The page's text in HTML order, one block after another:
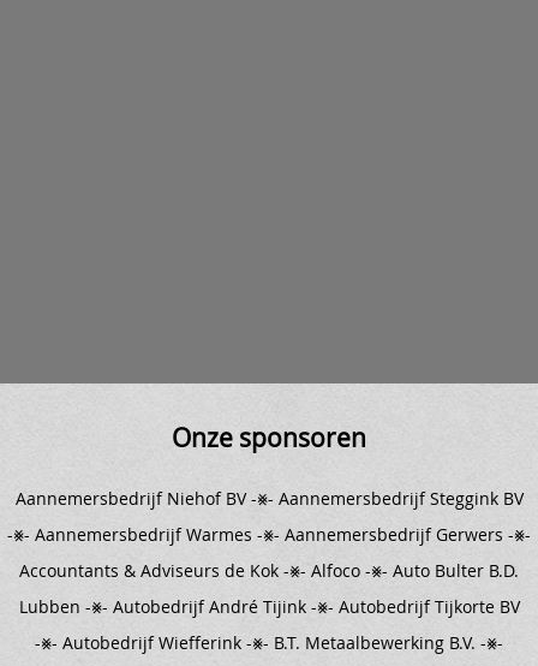
Onze sponsoren
Aannemersbedrijf Niehof BV -⨳- Aannemersbedrijf Steggink BV
-⨳- Aannemersbedrijf Warmes -⨳- Aannemersbedrijf Gerwers -⨳-
Accountants & Adviseurs de Kok -⨳- Alfoco -⨳- Auto Bulter B.D.
Lubben -⨳- Autobedrijf André Tijink -⨳- Autobedrijf Tijkorte BV
-⨳- Autobedrijf Wiefferink -⨳- B.T. Metaalbewerking B.V. -⨳-